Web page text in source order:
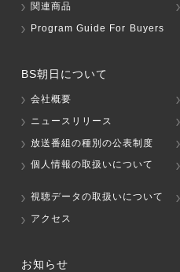
関連商品
Program Guide For Buyers
BS朝日について
会社概要
ニュースリリース
放送番組の種別の公表制度
個人情報の取扱いについて
視聴データの取扱いについて
アクセス
お知らせ